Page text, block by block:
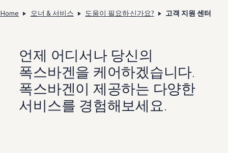
Home 오너 & 서비스 도움이 필요하신가요? 고객 지원 센터
언제 어디서나 당신의
폭스바겐을 케어하겠습니다.
폭스바겐이 제공하는 다양한
서비스를 경험해보세요.